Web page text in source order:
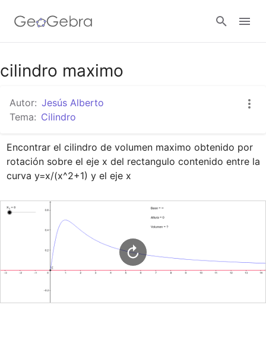
Google Classroom
GeoGebra Classroom
Abrir sesión
cilindro maximo
Autor: Jesús Alberto
Tema: Cilindro
Encontrar el cilindro de volumen maximo obtenido por
rotación sobre el eje x del rectangulo contenido entre la
curva y=x/(x^2+1) y el eje x